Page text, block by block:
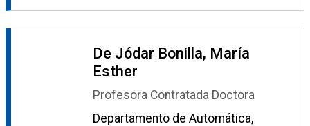
De Jódar Bonilla, María
Esther
Profesora Contratada Doctora
Departamento de Automática,